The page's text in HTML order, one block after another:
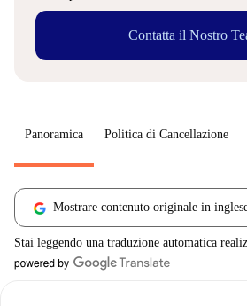
Contatta il Nostro
Panoramica Politica di Cancellazione
Mostrare contenuto originale in
Stai leggendo una traduzione automatica